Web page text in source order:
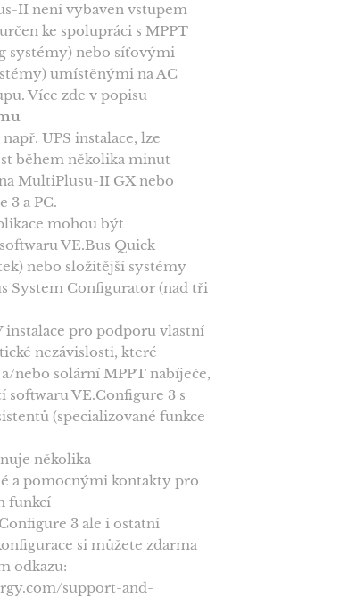
II není vybaven vstupem
ke spolupráci s MPPT
systémy) nebo síťovými
umístěnými na AC
Více zde v popisu
UPS instalace, lze
během několika minut
MultiPlusu-II GX nebo
3 a PC.
mohou být
VE.Bus Quick
nebo složitější systémy
System Configurator (nad tři
pro podporu vlastní
nezávislosti, které
nebo solární MPPT nabíječe,
VE.Configure 3 s
(specializované funkce
několika
a pomocnými kontakty pro
funkcí
3 ale i ostatní
si můžete zdarma
odkazu:
support-and-